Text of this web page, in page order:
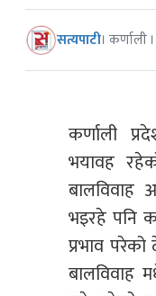
सत्यपाटी। कर्णाली
कर्णाली
भयावह
बालविवाह
भइरहे पनि
प्रभाव
बालविवाह